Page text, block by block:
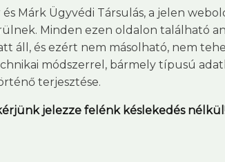
Márk Ügyvédi Társulás, a jelen
Minden ezen oldalon található
áll, és ezért nem másolható, nem
módszerrel, bármely típusú
terjesztése.
jelezze felénk késlekedés